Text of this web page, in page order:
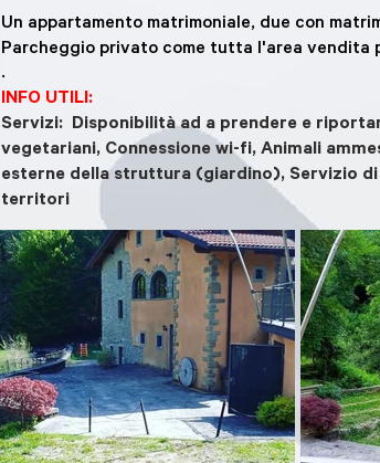
Un appartamento matrimoniale, due con
Parcheggio privato come tutta l'area
.
INFO UTILI:
Servizi: Disponibilità ad a prendere e
vegetariani, Connessione wi-fi, Animali
esterne della struttura (giardino), Servizio
territori